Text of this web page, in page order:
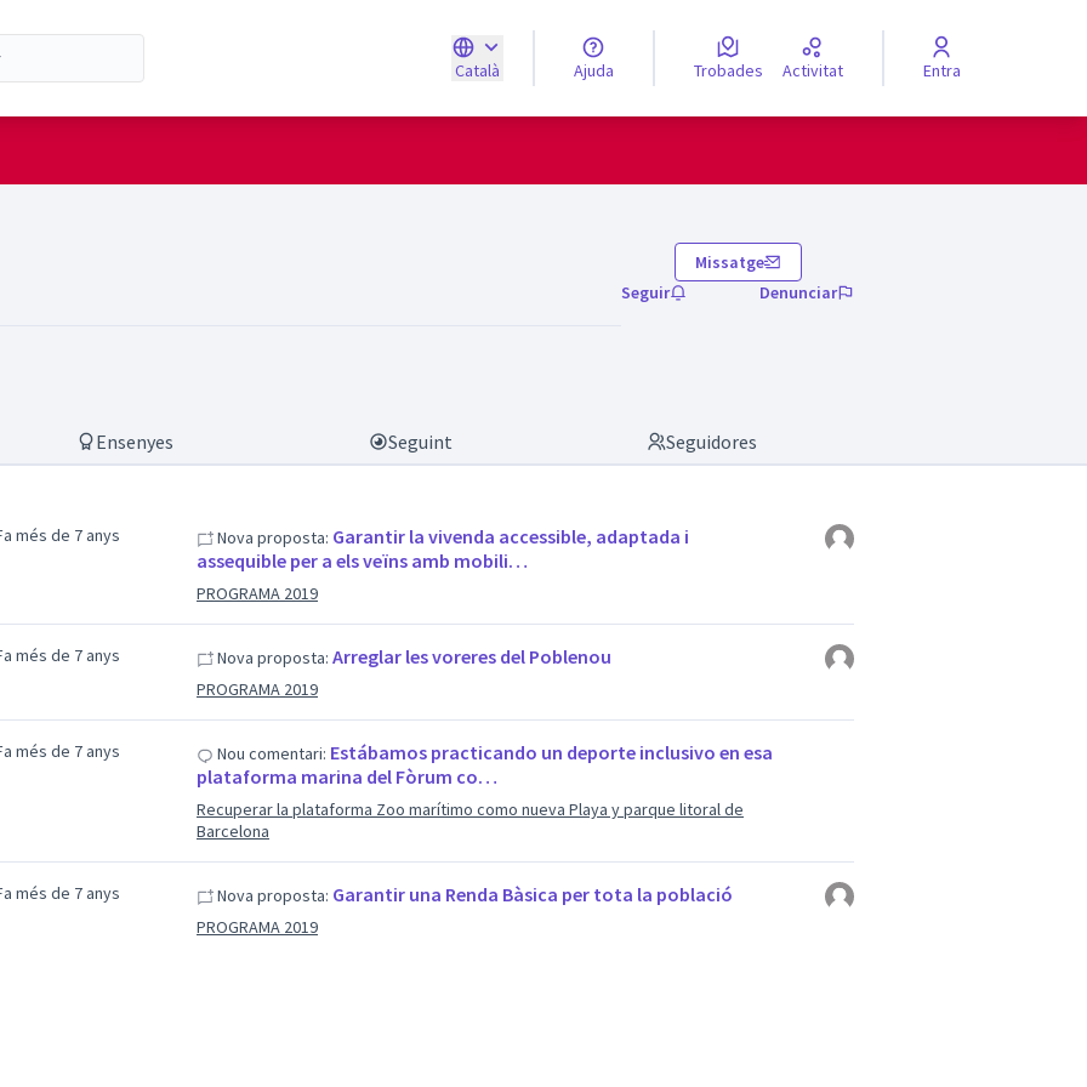
Català
Triar la llenguaElegir el idioma
Ajuda Trobades Activitat Entra
Missatge
Seguir
Denunciar
Ensenyes Seguint Seguidores
més de 7 anys Nova proposta: Garantir la vivenda accessible, adaptada i
assequible per a els veïns amb mobili…
PROGRAMA 2019
més de 7 anys Nova proposta: Arreglar les voreres del Poblenou
PROGRAMA 2019
més de 7 anys Nou comentari: Estábamos practicando un deporte inclusivo en esa
plataforma marina del Fòrum co…
Recuperar la plataforma Zoo marítimo como nueva Playa y parque litoral de
Barcelona
més de 7 anys Nova proposta: Garantir una Renda Bàsica per tota la població
PROGRAMA 2019